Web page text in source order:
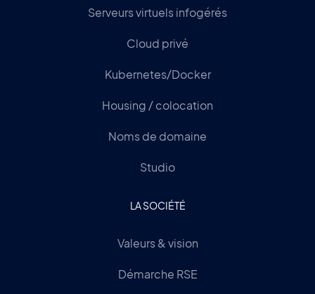
Serveurs virtuels infogérés
Cloud privé
Kubernetes/Docker
Housing / colocation
Noms de domaine
Studio
LA SOCIÉTÉ
Valeurs & vision
Démarche RSE